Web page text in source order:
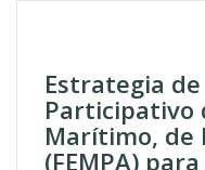
Estrategia
Participativo
Marítimo, de
(FEMPA)